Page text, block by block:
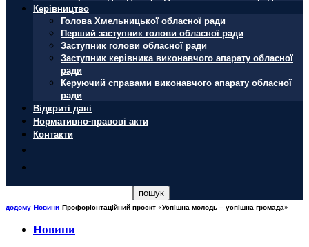
Керівництво
Голова Хмельницької обласної ради
Перший заступник голови обласної ради
Заступник голови обласної ради
Заступник керівника виконавчого апарату обласної
ради
Керуючий справами виконавчого апарату обласної
ради
Відкриті дані
Нормативно-правові акти
Контакти
додому Новини Профорієнтаційний проєкт «Успішна молодь – успішна громада»
Новини